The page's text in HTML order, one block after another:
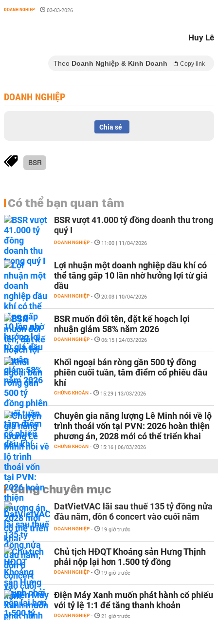
DOANH NGHIỆP - 03-03-2026
Huy Lê
Theo Doanh Nghiệp & Kinh Doanh Copy link
DOANH NGHIỆP
Chia sẻ
BSR
Có thể bạn quan tâm
BSR vượt 41.000 tỷ đồng doanh thu trong
quý I
DOANH NGHIỆP - 11:00 | 11/04/2026
Lợi nhuận một doanh nghiệp dầu khí có
thể tăng gấp 10 lần nhờ hưởng lợi từ giá
dầu
DOANH NGHIỆP - 20:03 | 10/04/2026
BSR muốn đổi tên, đặt kế hoạch lợi
nhuận giảm 58% năm 2026
DOANH NGHIỆP - 06:15 | 24/03/2026
Khối ngoại bán ròng gần 500 tỷ đồng
phiên cuối tuần, tâm điểm cổ phiếu dầu
khí
CHỨNG KHOÁN - 15:29 | 13/03/2026
Chuyên gia năng lượng Lê Minh nói về lộ
trình thoái vốn tại PVN: 2026 hoàn thiện
phương án, 2028 mới có thể triển khai
CHỨNG KHOÁN - 15:16 | 06/03/2026
Cùng chuyên mục
DatVietVAC lãi sau thuế 135 tỷ đồng nửa
đầu năm, dồn 6 concert vào cuối năm
DOANH NGHIỆP - 19 giờ trước
Chủ tịch HĐQT Khoáng sản Hưng Thịnh
phải nộp lại hơn 1.500 tỷ đồng
DOANH NGHIỆP - 19 giờ trước
Điện Máy Xanh muốn phát hành cổ phiếu
với tỷ lệ 1:1 để tăng thanh khoản
DOANH NGHIỆP - 21 giờ trước